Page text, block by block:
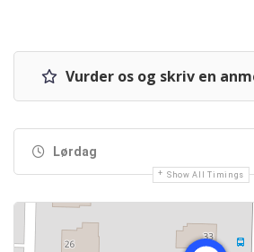
Vurder os og skriv en
Lørdag
Show All Timings